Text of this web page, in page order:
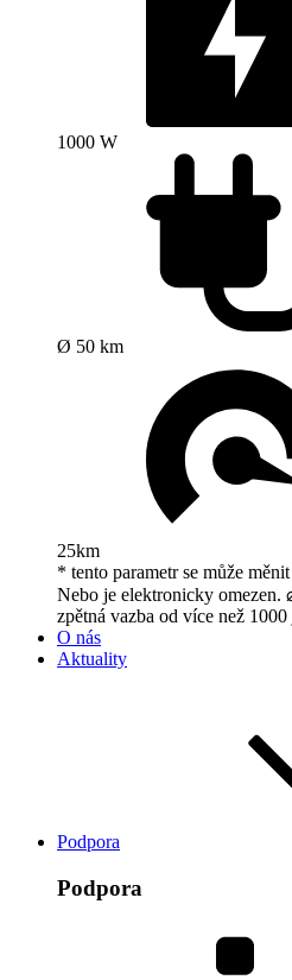
1000 W
Ø 50 km
25km
* tento parametr se může
Nebo je elektronicky omezen.
zpětná vazba od více než 1000
O nás
Aktuality
Podpora
Podpora